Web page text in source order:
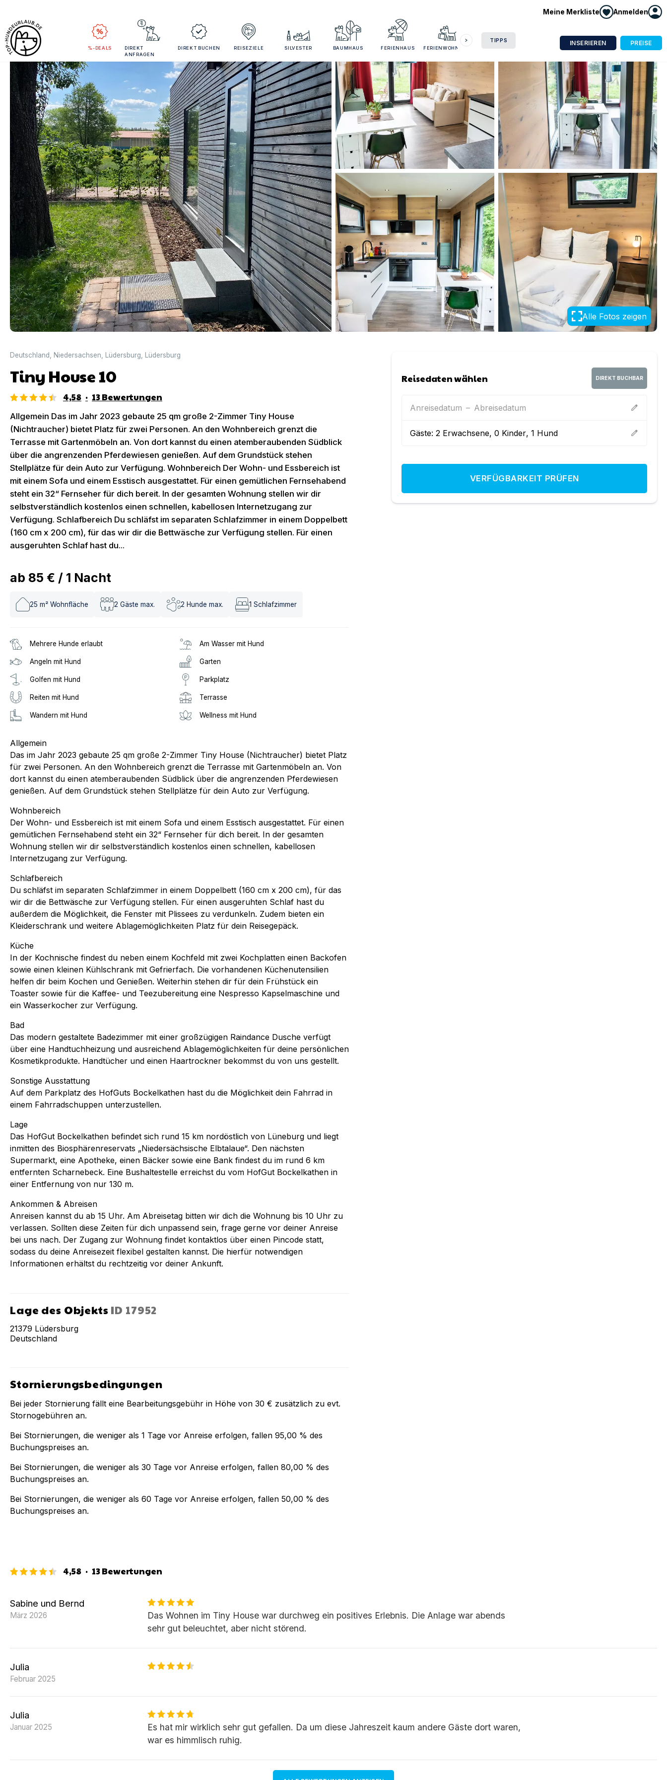
Meine Merkliste Anmelden
%-DEALS
DIREKT
ANFRAGEN
DIREKT BUCHEN REISEZIELE SILVESTER BAUMHAUS FERIENHAUS FERIENWOHNUNG
TIPPS INSERIEREN PREISE
Alle Fotos zeigen
Deutschland Niedersachsen Lüdersburg Lüdersburg
Tiny House 10
4,58 · 13Bewertungen
Allgemein Das im Jahr 2023 gebaute 25 qm große 2-Zimmer Tiny House
(Nichtraucher) bietet Platz für zwei Personen. An den Wohnbereich grenzt die
Terrasse mit Gartenmöbeln an. Von dort kannst du einen atemberaubenden Südblick
über die angrenzenden Pferdewiesen genießen. Auf dem Grundstück stehen
Stellplätze für dein Auto zur Verfügung. Wohnbereich Der Wohn- und Essbereich ist
mit einem Sofa und einem Esstisch ausgestattet. Für einen gemütlichen Fernsehabend
steht ein 32“ Fernseher für dich bereit. In der gesamten Wohnung stellen wir dir
selbstverständlich kostenlos einen schnellen, kabellosen Internetzugang zur
Verfügung. Schlafbereich Du schläfst im separaten Schlafzimmer in einem Doppelbett
(160 cm x 200 cm), für das wir dir die Bettwäsche zur Verfügung stellen. Für einen
ausgeruhten Schlaf hast du...
ab 85 € / 1 Nacht
25 m² Wohnfläche 2 Gäste max. 2 Hunde max. 1 Schlafzimmer
Mehrere Hunde erlaubt Am Wasser mit Hund
Angeln mit Hund Garten
Golfen mit Hund Parkplatz
Reiten mit Hund Terrasse
Wandern mit Hund Wellness mit Hund
Allgemein
Das im Jahr 2023 gebaute 25 qm große 2-Zimmer Tiny House (Nichtraucher) bietet Platz
für zwei Personen. An den Wohnbereich grenzt die Terrasse mit Gartenmöbeln an. Von
dort kannst du einen atemberaubenden Südblick über die angrenzenden Pferdewiesen
genießen. Auf dem Grundstück stehen Stellplätze für dein Auto zur Verfügung.
Wohnbereich
Der Wohn- und Essbereich ist mit einem Sofa und einem Esstisch ausgestattet. Für einen
gemütlichen Fernsehabend steht ein 32“ Fernseher für dich bereit. In der gesamten
Wohnung stellen wir dir selbstverständlich kostenlos einen schnellen, kabellosen
Internetzugang zur Verfügung.
Schlafbereich
Du schläfst im separaten Schlafzimmer in einem Doppelbett (160 cm x 200 cm), für das
wir dir die Bettwäsche zur Verfügung stellen. Für einen ausgeruhten Schlaf hast du
außerdem die Möglichkeit, die Fenster mit Plissees zu verdunkeln. Zudem bieten ein
Kleiderschrank und weitere Ablagemöglichkeiten Platz für dein Reisegepäck.
Küche
In der Kochnische findest du neben einem Kochfeld mit zwei Kochplatten einen Backofen
sowie einen kleinen Kühlschrank mit Gefrierfach. Die vorhandenen Küchenutensilien
helfen dir beim Kochen und Genießen. Weiterhin stehen dir für dein Frühstück ein
Toaster sowie für die Kaffee- und Teezubereitung eine Nespresso Kapselmaschine und
ein Wasserkocher zur Verfügung.
Bad
Das modern gestaltete Badezimmer mit einer großzügigen Raindance Dusche verfügt
über eine Handtuchheizung und ausreichend Ablagemöglichkeiten für deine persönlichen
Kosmetikprodukte. Handtücher und einen Haartrockner bekommst du von uns gestellt.
Sonstige Ausstattung
Auf dem Parkplatz des HofGuts Bockelkathen hast du die Möglichkeit dein Fahrrad in
einem Fahrradschuppen unterzustellen.
Lage
Das HofGut Bockelkathen befindet sich rund 15 km nordöstlich von Lüneburg und liegt
inmitten des Biosphärenreservats „Niedersächsische Elbtalaue“. Den nächsten
Supermarkt, eine Apotheke, einen Bäcker sowie eine Bank findest du im rund 6 km
entfernten Scharnebeck. Eine Bushaltestelle erreichst du vom HofGut Bockelkathen in
einer Entfernung von nur 130 m.
Ankommen & Abreisen
Anreisen kannst du ab 15 Uhr. Am Abreisetag bitten wir dich die Wohnung bis 10 Uhr zu
verlassen. Sollten diese Zeiten für dich unpassend sein, frage gerne vor deiner Anreise
bei uns nach. Der Zugang zur Wohnung findet kontaktlos über einen Pincode statt,
sodass du deine Anreisezeit flexibel gestalten kannst. Die hierfür notwendigen
Informationen erhältst du rechtzeitig vor deiner Ankunft.
Lage des Objekts ID 17952
21379 Lüdersburg
Deutschland
Stornierungsbedingungen
Bei jeder Stornierung fällt eine Bearbeitungsgebühr in Höhe von 30 € zusätzlich zu evt.
Stornogebühren an.
Bei Stornierungen, die weniger als 1 Tage vor Anreise erfolgen, fallen 95,00 % des
Buchungspreises an.
Bei Stornierungen, die weniger als 30 Tage vor Anreise erfolgen, fallen 80,00 % des
Buchungspreises an.
Bei Stornierungen, die weniger als 60 Tage vor Anreise erfolgen, fallen 50,00 % des
Buchungspreises an.
Reisedaten wählen DIREKT BUCHBAR
Anreisedatum – Abreisedatum edit
Gäste:2 Erwachsene,0 Kinder,1 Hund edit
VERFÜGBARKEIT PRÜFEN
4,58 · 13Bewertungen
Sabine und Bernd
März 2026
Das Wohnen im Tiny House war durchweg ein positives Erlebnis. Die Anlage war abends
sehr gut beleuchtet, aber nicht störend.
Julia
Februar 2025
Julia
Januar 2025
Es hat mir wirklich sehr gut gefallen. Da um diese Jahreszeit kaum andere Gäste dort waren,
war es himmlisch ruhig.